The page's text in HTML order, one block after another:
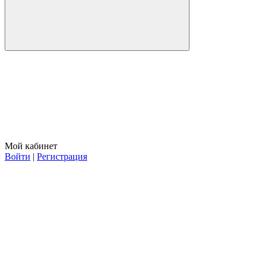
Мой кабинет
Войти | Регистрация